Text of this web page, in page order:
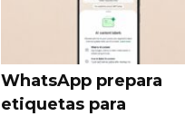
WhatsApp prepara
etiquetas para